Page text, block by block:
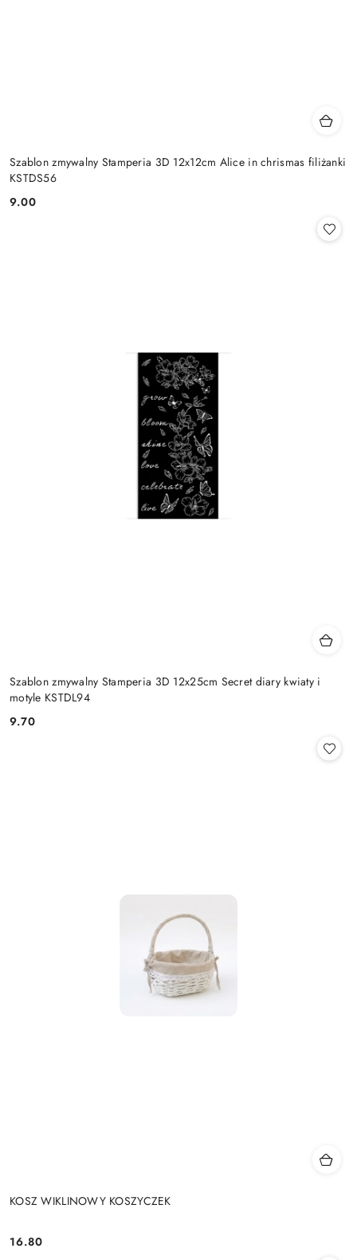
Szablon zmywalny Stamperia 3D 12x12cm Alice in chrismas filiżanki
KSTDS56
Cena:
9.00
Szablon zmywalny Stamperia 3D 12x25cm Secret diary kwiaty i
motyle KSTDL94
Cena:
9.70
KOSZ WIKLINOWY KOSZYCZEK
Cena:
16.80